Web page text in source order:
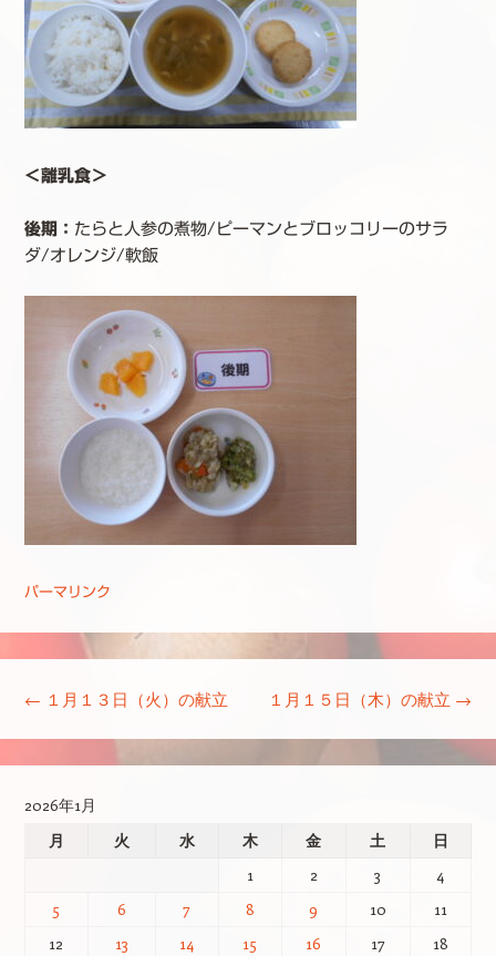
＜離乳食＞
後期： たらと人参の煮物/ピーマンとブロッコリーのサラ
ダ/オレンジ/軟飯
パーマリンク
← １月１３日（火）の献立 １月１５日（木）の献立 →
2026年1月
月
火 水 木 金 土
日
1
2 3
4
5
6 7 8 9 10
11
12
13 14 15 16 17
18